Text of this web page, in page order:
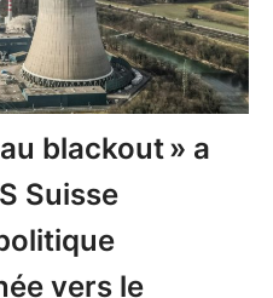
blackout » a
Suisse
vers le